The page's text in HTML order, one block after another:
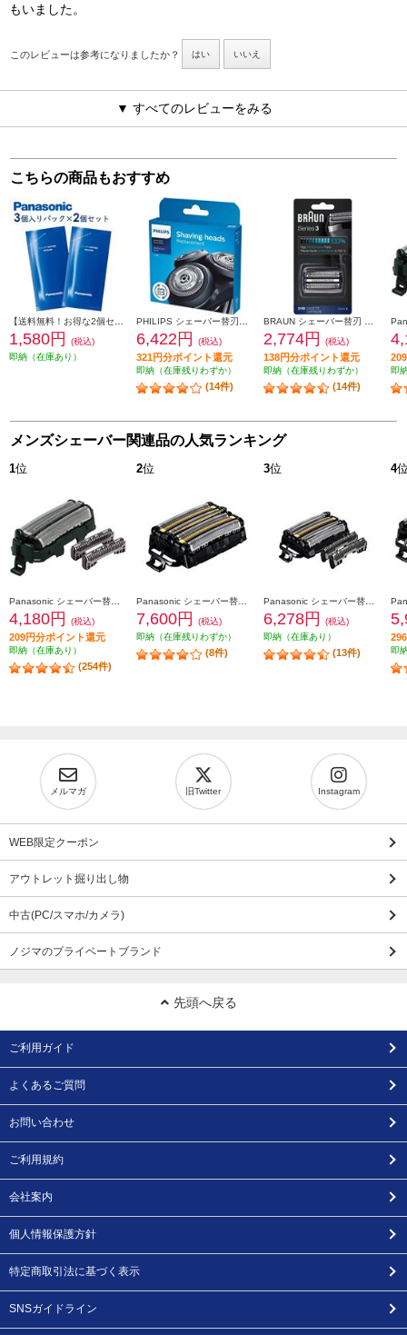
もいました。
このレビューは参考になりましたか？ はい いいえ
▼ すべてのレビューをみる
こちらの商品もおすすめ
1,580円
(税込)
即納（在庫あり）
6,422円 (税込)
321円分ポイント還元
即納（在庫残りわずか）
(14件)
2,774円 (税込)
138円分ポイント還元
即納（在庫残りわずか）
(14件)
即
メンズシェーバー関連品の人気ランキング
1位
4,180円 (税込)
209円分ポイント還元
即納（在庫あり）
(254件)
2位
7,600円
(税込)
即納（在庫残りわずか）
(8件)
3位
6,278円
(税込)
即納（在庫あり）
(13件)
4
即
メルマガ 旧Twitter Instagram
WEB限定クーポン
アウトレット掘り出し物
中古(PC/スマホ/カメラ)
ノジマのプライベートブランド
先頭へ戻る
ご利用ガイド
よくあるご質問
お問い合わせ
ご利用規約
会社案内
個人情報保護方針
特定商取引法に基づく表示
SNSガイドライン